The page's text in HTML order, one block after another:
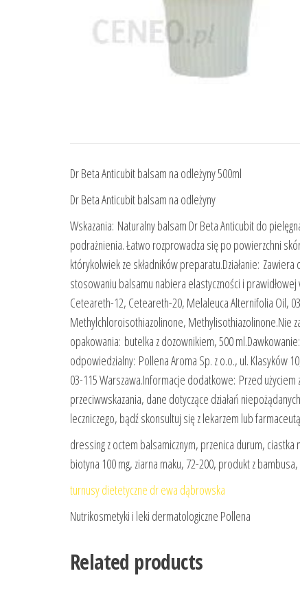
Dr Beta Anticubit balsam na odleżyny 500ml
Dr Beta Anticubit balsam na odleżyny
Wskazania: Naturalny balsam Dr Beta Anticubit do
podrażnienia. Łatwo rozprowadza się po powierzchni
którykolwiek ze składników preparatu.Działanie:
stosowaniu balsamu nabiera elastyczności i
Ceteareth-12, Ceteareth-20, Melaleuca Alternifolia Oil,
Methylchloroisothiazolinone, Methylisothiazolinone.Nie
opakowania: butelka z dozownikiem, 500
odpowiedzialny: Pollena Aroma Sp. z o.o., ul. Klasyków
03-115 Warszawa.Informacje dodatkowe: Przed
przeciwwskazania, dane dotyczące działań
leczniczego, bądź skonsultuj się z lekarzem lub
dressing z octem balsamicznym, przenica durum,
biotyna 100 mg, ziarna maku, 72-200, produkt z
turnusy dietetyczne dr ewa dąbrowska
Nutrikosmetyki i leki dermatologiczne Pollena
Related products